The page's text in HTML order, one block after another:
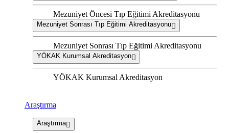
Mezuniyet Öncesi Tıp Eğitimi Akreditasyonu
Mezuniyet Sonrası Tıp Eğitimi Akreditasyonu
Mezuniyet Sonrası Tıp Eğitimi Akreditasyonu
YÖKAK Kurumsal Akreditasyon
YÖKAK Kurumsal Akreditasyon
Araştırma
Araştırma